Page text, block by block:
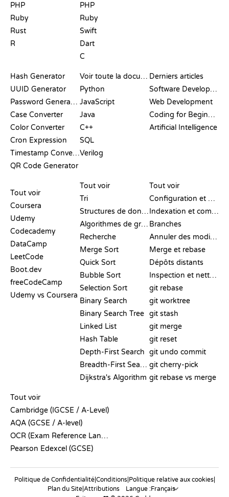
PHP
Ruby
Rust
R
PHP
Ruby
Swift
Dart
C
Hash Generator
UUID Generator
Password Generator
Case Converter
Color Converter
Cron Expression
Timestamp Converter
QR Code Generator
Voir toute la documentation
Python
JavaScript
Java
C++
SQL
Verilog
Derniers articles
Software Development
Web Development
Coding for Beginners
Artificial Intelligence
Tout voir
Coursera
Udemy
Codecademy
DataCamp
LeetCode
Boot.dev
freeCodeCamp
Udemy vs Coursera
Tout voir
Tri
Structures de données
Algorithmes de graphes
Recherche
Merge Sort
Quick Sort
Bubble Sort
Selection Sort
Binary Search
Binary Search Tree
Linked List
Hash Table
Depth-First Search
Breadth-First Search
Dijkstra's Algorithm
Tout voir
Configuration et mise en place
Indexation et commit
Branches
Annuler des modifications
Merge et rebase
Dépôts distants
Inspection et nettoyage
git rebase
git worktree
git stash
git merge
git reset
git undo commit
git cherry-pick
git rebase vs merge
Tout voir
Cambridge (IGCSE / A-Level)
AQA (GCSE / A-level)
OCR (Exam Reference Language)
Pearson Edexcel (GCSE)
Politique de Confidentialité|Conditions|Politique relative aux cookies|
Plan du Site|Attributions
Langue :